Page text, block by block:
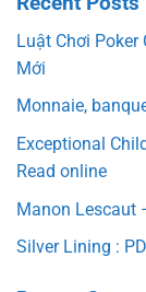
Luật Chơi Poker
Mới
Monnaie,
Exceptional
Read online
Manon Lescaut
Silver Lining :